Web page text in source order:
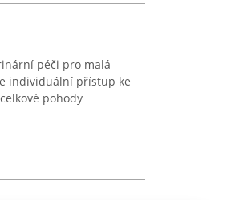
péči pro malá
individuální přístup ke
pohody